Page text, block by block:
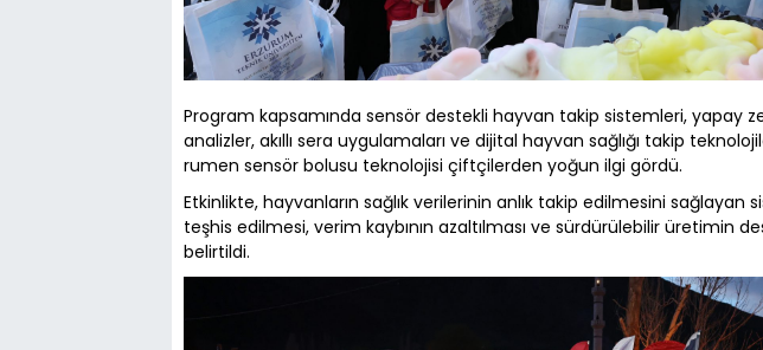
Program kapsamında sensör destekli hayvan takip sistemleri, yapay
analizler, akıllı sera uygulamaları ve dijital hayvan sağlığı takip
rumen sensör bolusu teknolojisi çiftçilerden yoğun ilgi gördü.
Etkinlikte, hayvanların sağlık verilerinin anlık takip edilmesini sağlayan
teşhis edilmesi, verim kaybının azaltılması ve sürdürülebilir üretimin
belirtildi.